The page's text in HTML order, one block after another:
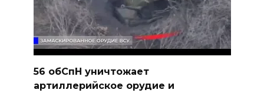
56 обСпН уничтожает
артиллерийское орудие и